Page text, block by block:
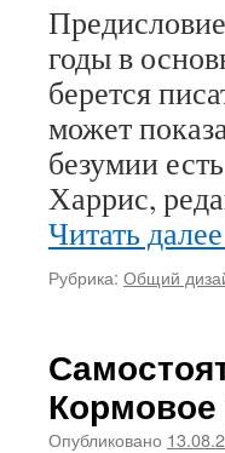
годы в
берется
может
безумии
Харрис,
Читать далее
Рубрика: Общий
Кормовое
Опубликовано